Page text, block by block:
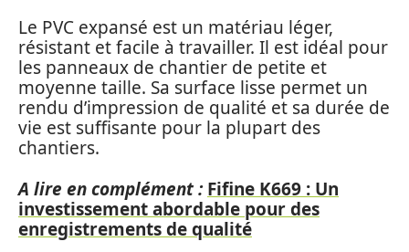
Le PVC expansé est un matériau léger,
résistant et facile à travailler. Il est idéal pour
les panneaux de chantier de petite et
moyenne taille. Sa surface lisse permet un
rendu d’impression de qualité et sa durée de
vie est suffisante pour la plupart des
chantiers.
A lire en complément : Fifine K669 : Un
investissement abordable pour des
enregistrements de qualité